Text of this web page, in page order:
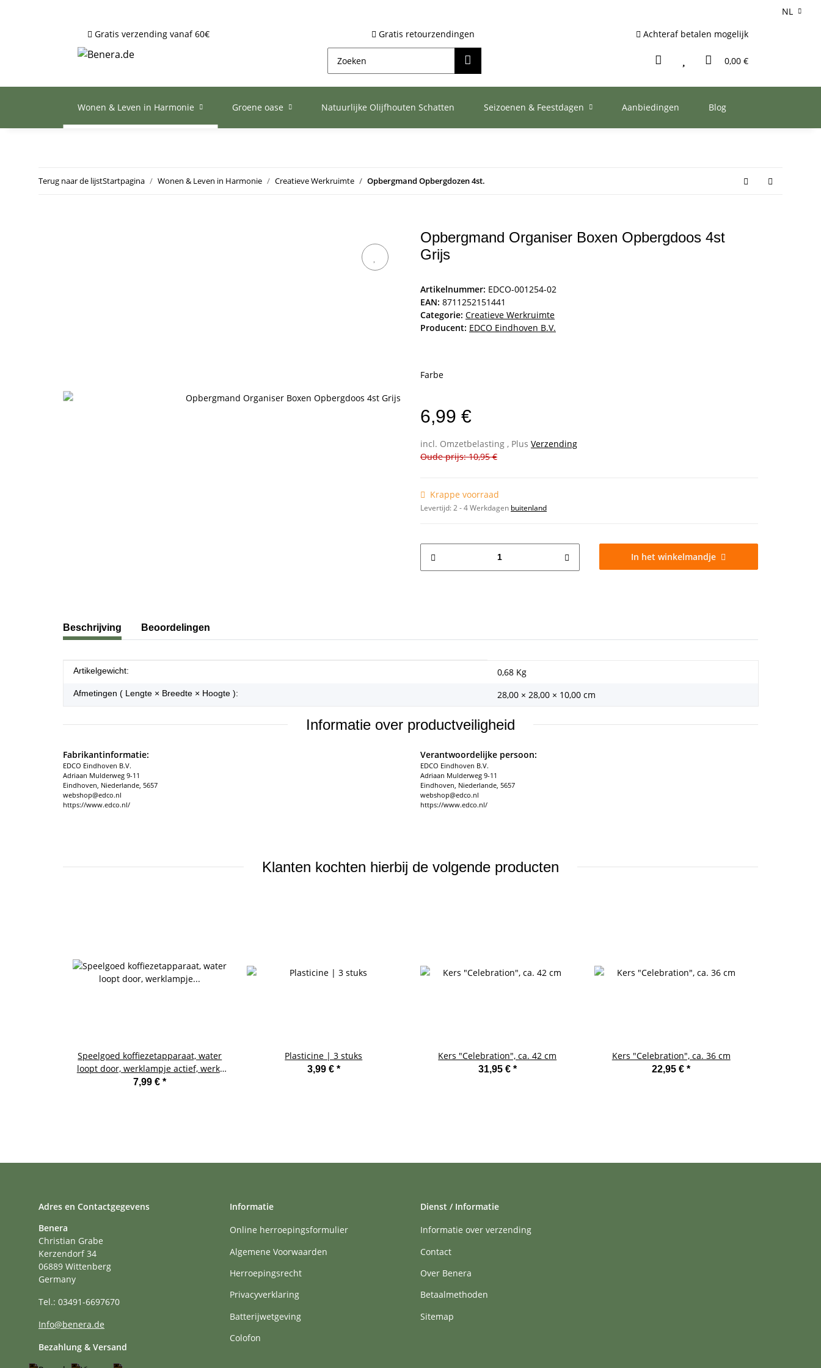
NL
Gratis verzending vanaf 60€
Gratis retourzendingen Achteraf betalen mogelijk
0,00 €
Wonen & Leven in Harmonie Groene oase Natuurlijke Olijfhouten Schatten Seizoenen & Feestdagen Aanbiedingen Blog
Terug naar de lijstStartpagina Wonen & Leven in Harmonie Creatieve Werkruimte Opbergmand Opbergdozen 4st.
Opbergmand Organiser Boxen Opbergdoos 4st
Grijs
Artikelnummer: EDCO-001254-02
EAN: 8711252151441
Categorie: Creatieve Werkruimte
Producent: EDCO Eindhoven B.V.
Farbe
6,99 €
incl. Omzetbelasting , Plus Verzending
Oude prijs: 10,95 €
Krappe voorraad
Levertijd:2 - 4 Werkdagen buitenland
In het winkelmandje
#productDetails.showMoreTabs#
Beschrijving Beoordelingen
#productDetails.itemInformation#
#productDetails.itemValue#
Artikelgewicht: 0,68 Kg
Afmetingen ( Lengte × Breedte × Hoogte ): 28,00 × 28,00 × 10,00 cm
Informatie over productveiligheid
Fabrikantinformatie:
EDCO Eindhoven B.V.
Adriaan Mulderweg 9-11
Eindhoven, Niederlande, 5657
webshop@edco.nl
https://www.edco.nl/
Verantwoordelijke persoon:
EDCO Eindhoven B.V.
Adriaan Mulderweg 9-11
Eindhoven, Niederlande, 5657
webshop@edco.nl
https://www.edco.nl/
Klanten kochten hierbij de volgende producten
Speelgoed koffiezetapparaat, water
loopt door, werklampje actief, werkt
op batterijen, afmetingen ca. 18 x 20
7,99 €*
Plasticine | 3 stuks
3,99 € *
Kers "Celebration", ca. 42 cm
31,95 € *
Kers "Celebration", ca. 36 cm
22,95 €*
Adres en Contactgegevens
Benera
Christian Grabe
Kerzendorf 34
06889 Wittenberg
Germany
Tel.: 03491-6697670
Info@benera.de
Bezahlung & Versand
Informatie
Online herroepingsformulier
Algemene Voorwaarden
Herroepingsrecht
Privacyverklaring
Batterijwetgeving
Colofon
Dienst / Informatie
Informatie over verzending
Contact
Over Benera
Betaalmethoden
Sitemap